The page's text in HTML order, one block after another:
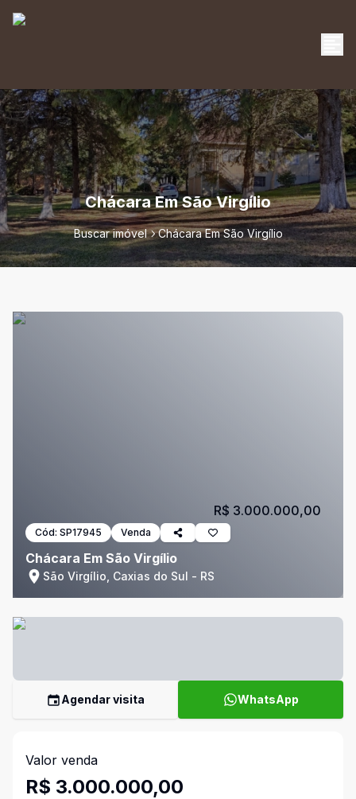
Chácara Em São Virgílio
Buscar imóvel Chácara Em São Virgílio
Cód: SP17945 Venda
Chácara Em São Virgílio
São Virgílio, Caxias do Sul - RS
R$ 3.000.000,00
Agendar visita WhatsApp
Valor venda
R$ 3.000.000,00